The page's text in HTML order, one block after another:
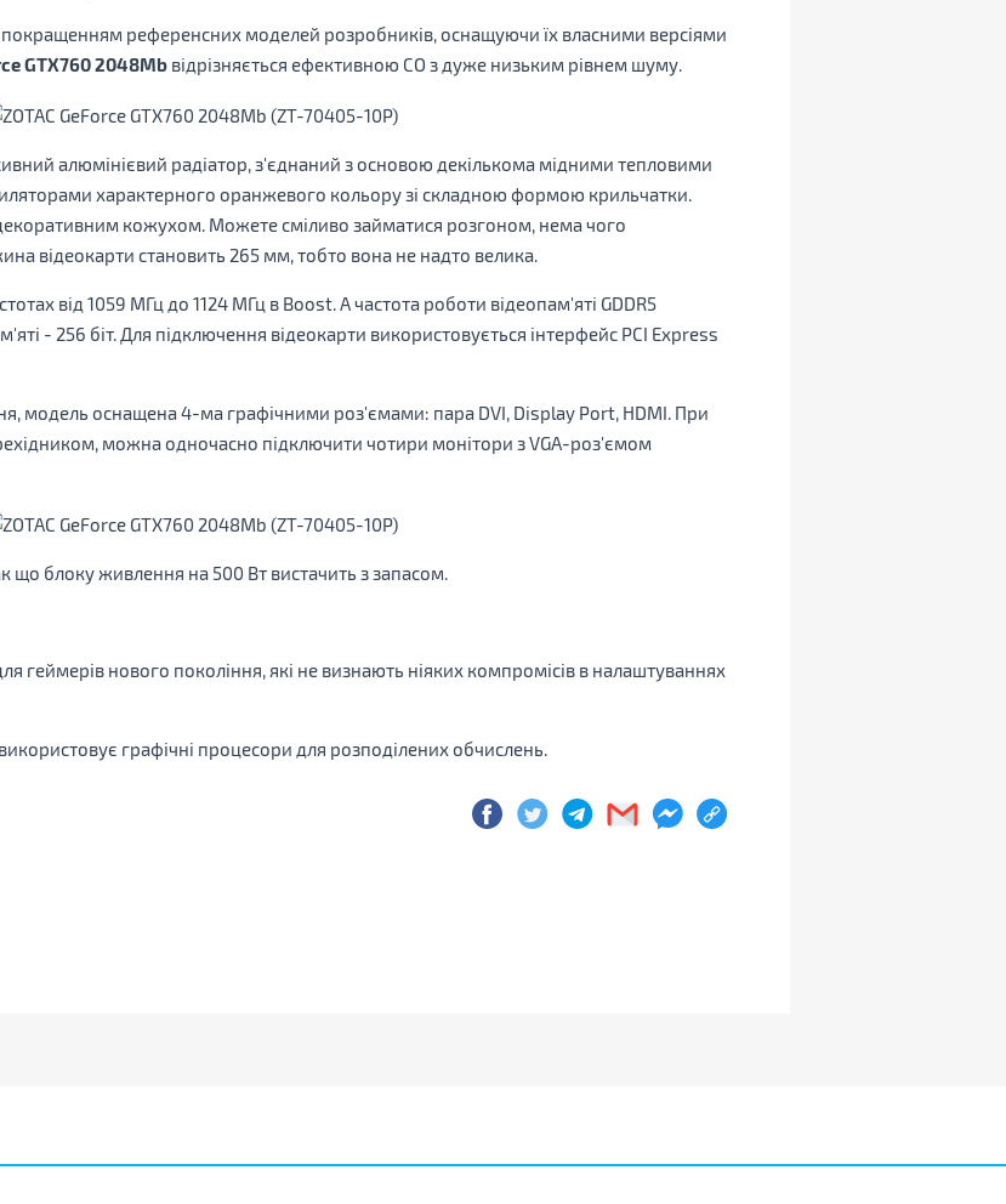
референсних моделей розробників, оснащуючи їх власними версіями
GTX760 2048Mbвідрізняється ефективною СО з дуже низьким рівнем шуму.
алюмінієвий радіатор, з'єднаний з основою декількома мідними тепловими
характерного оранжевого кольору зі складною формою крильчатки.
кожухом. Можете сміливо займатися розгоном, нема чого
відеокарти становить 265 мм, тобто вона не надто велика.
від 1059 МГц до 1124 МГц в Boost. А частота роботи відеопам'яті GDDR5
- 256 біт. Для підключення відеокарти використовується інтерфейс PCI Express
модель оснащена 4-ма графічними роз'ємами: пара DVI, Display Port, HDMI. При
можна одночасно підключити чотири монітори з VGA-роз'ємом
що блоку живлення на 500 Вт вистачить з запасом.
геймерів нового покоління, які не визнають ніяких компромісів в налаштуваннях
графічні процесори для розподілених обчислень.